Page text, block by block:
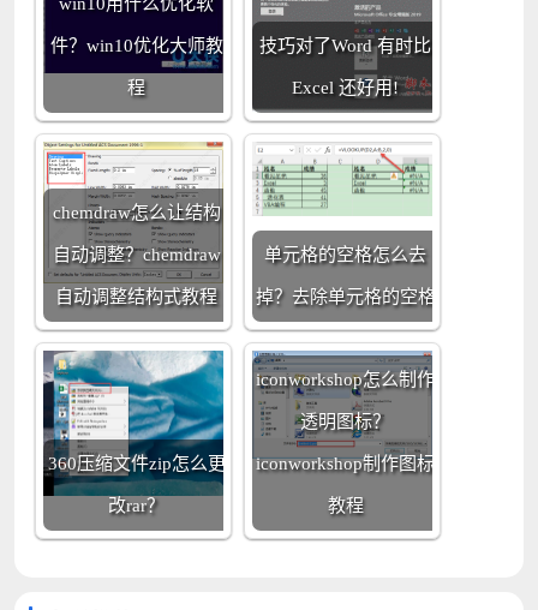
件？win10优化大师教
程
技巧对了Word 有时比
Excel 还好用!
chemdraw怎么让结构
自动调整？chemdraw
自动调整结构式教程
单元格的空格怎么去
掉？去除单元格的空格
360压缩文件zip怎么更
改rar？
iconworkshop怎么制作
透明图标？
iconworkshop制作图标
教程